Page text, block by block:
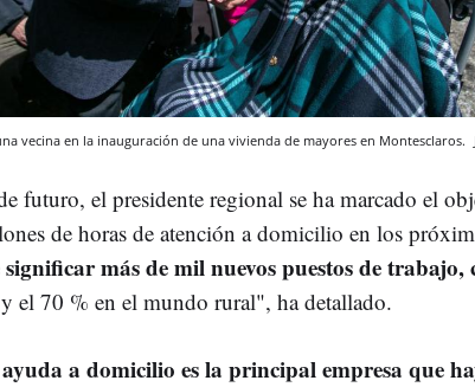
vecina en la inauguración de una vivienda de mayores en Montesclaros.
futuro, el presidente regional se ha marcado el
de horas de atención a domicilio en los
significar más de mil nuevos puestos de trabajo,
el 70 % en el mundo rural", ha detallado.
ayuda a domicilio es la principal empresa que